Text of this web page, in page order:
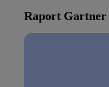
Raport Gartner